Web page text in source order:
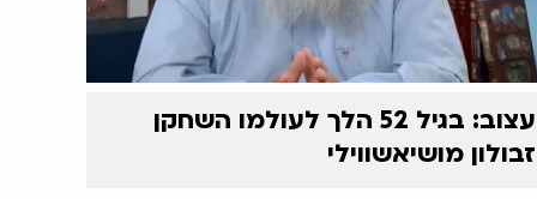
עצוב: בגיל 52 הלך לעולמו השחקן
זבולון מושיאשווילי